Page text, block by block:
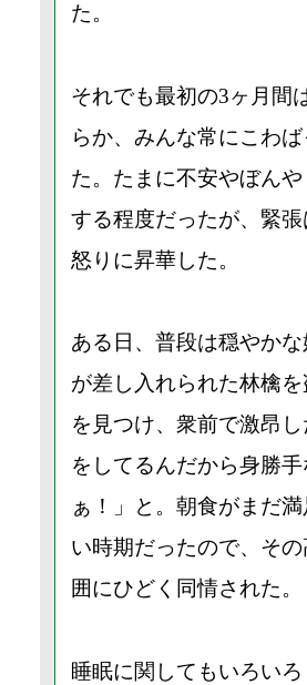
た。
それでも最初の3ヶ月間
らか、みんな常にこわ
た。たまに不安やぼん
する程度だったが、緊
怒りに昇華した。
ある日、普段は穏やか
が差し入れられた林檎
を見つけ、衆前で激昂
をしてるんだから身勝
ぁ！」と。朝食がまだ
い時期だったので、そ
囲にひどく同情された。
睡眠に関してもいろい